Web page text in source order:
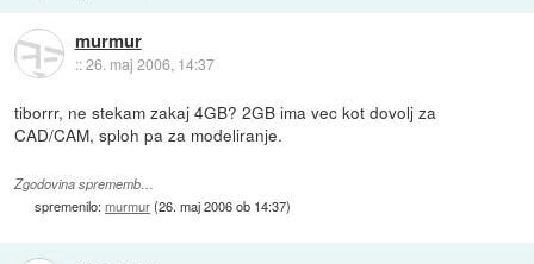
murmur
::26. maj 2006, 14:37
tiborrr, ne stekam zakaj 4GB? 2GB ima vec kot dovolj za
CAD/CAM, sploh pa za modeliranje.
Zgodovina sprememb…
spremenilo:murmur(26. maj 2006 ob 14:37)